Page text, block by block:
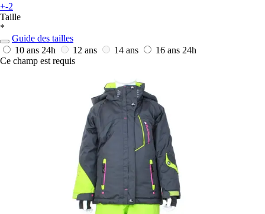
+-2
Taille
*
Guide des tailles
10 ans 24h 12 ans 14 ans 16 ans 24h
Ce champ est requis